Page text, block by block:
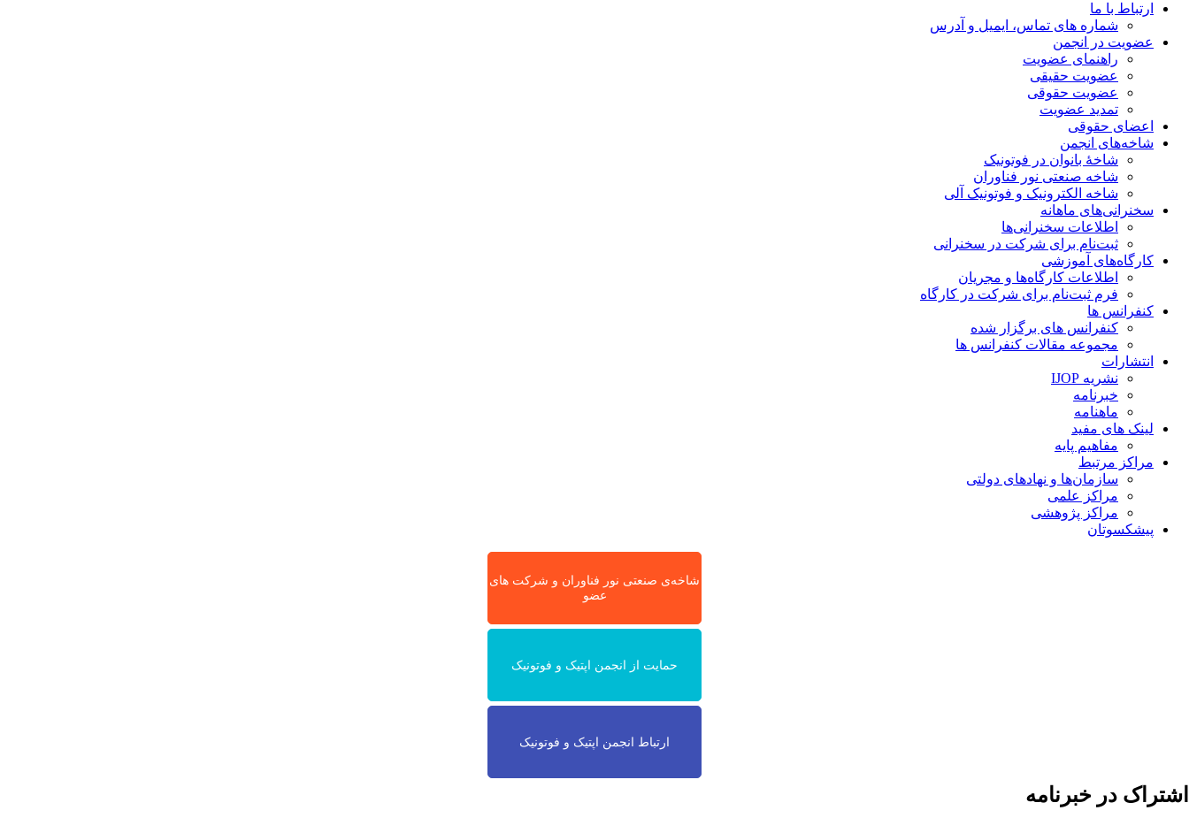
ارتباط با ما
شماره های تماس، ایمیل و آدرس
عضویت در انجمن
راهنمای عضویت
عضویت حقیقی
عضویت حقوقی
تمدید عضویت
اعضای حقوقی
شاخه‌های انجمن
شاخۀ بانوان در فوتونیک
شاخه صنعتی نور فناوران
شاخه‌ الکترونیک و فوتونیک آلی
سخنرانی‌های ماهانه
اطلاعات سخنرانی‌‌ها
ثبت‌نام برای شرکت در سخنرانی
کارگاه‌های آموزشی
اطلاعات کارگاه‌ها و مجریان
فرم ثبت‌نام برای شرکت در کارگاه
کنفرانس ها
کنفرانس های برگزار شده
مجموعه مقالات کنفرانس ها
انتشارات
نشریه IJOP
خبرنامه
ماهنامه
لینک های مفید
مفاهیم پایه
مراکز مرتبط
سازمان‌ها و نهادهای دولتی
مراکز علمی
مراکز پژوهشی
پیشکسوتان
شاخه‌ی صنعتی نور فناوران و شرکت های
عضو
حمایت از انجمن اپتیک و فوتونیک
ارتباط انجمن اپتیک و فوتونیک
اشتراک در خبرنامه